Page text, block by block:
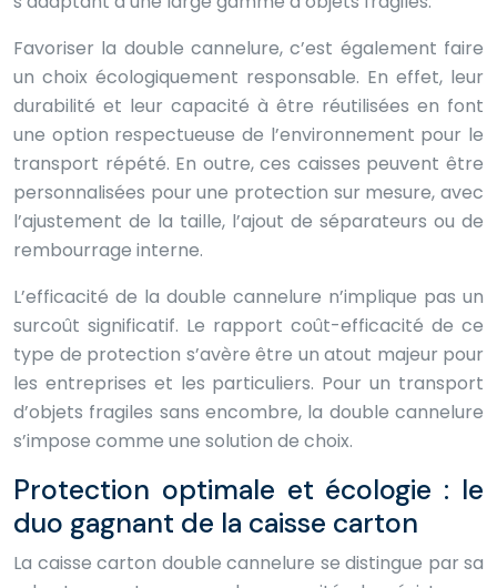
Favoriser la double cannelure, c’est également faire
un choix écologiquement responsable. En effet, leur
durabilité et leur capacité à être réutilisées en font
une option respectueuse de l’environnement pour le
transport répété. En outre, ces caisses peuvent être
personnalisées pour une protection sur mesure, avec
l’ajustement de la taille, l’ajout de séparateurs ou de
rembourrage interne.
L’efficacité de la double cannelure n’implique pas un
surcoût significatif. Le rapport coût-efficacité de ce
type de protection s’avère être un atout majeur pour
les entreprises et les particuliers. Pour un transport
d’objets fragiles sans encombre, la double cannelure
s’impose comme une solution de choix.
Protection optimale et écologie : le
duo gagnant de la caisse carton
La caisse carton double cannelure se distingue par sa